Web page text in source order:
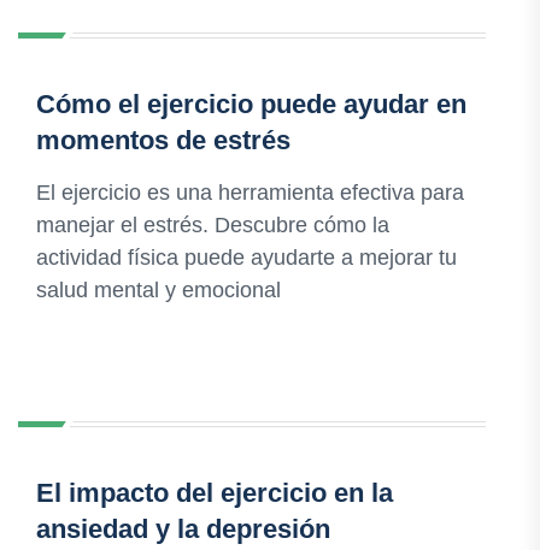
Cómo el ejercicio puede ayudar en
momentos de estrés
El ejercicio es una herramienta efectiva para
manejar el estrés. Descubre cómo la
actividad física puede ayudarte a mejorar tu
salud mental y emocional
El impacto del ejercicio en la
ansiedad y la depresión